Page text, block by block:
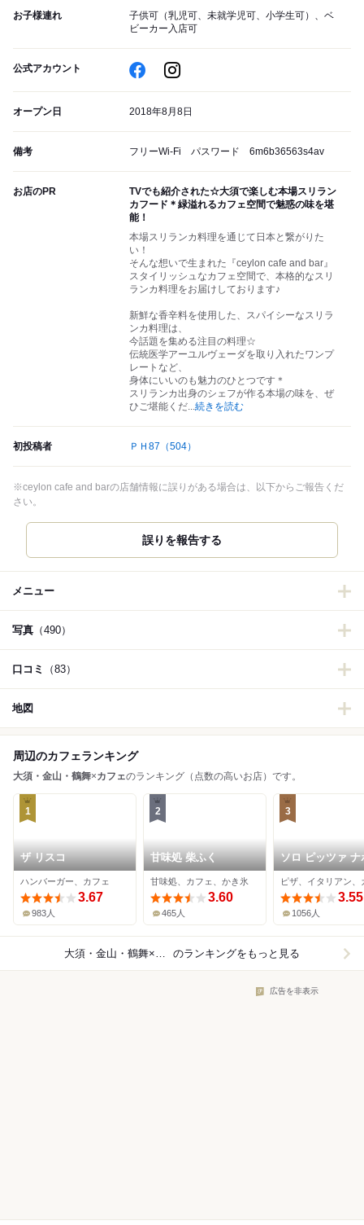
お子様連れ
子供可（乳児可、未就学児可、小学生可）、ベ
ビーカー入店可
公式アカウント
オープン日 2018年8月8日
備考 フリーWi-Fi パスワード 6m6b36563s4av
お店のPR
TVでも紹介された☆大須で楽しむ本場スリラン
カフード＊緑溢れるカフェ空間で魅惑の味を堪
能！
本場スリランカ料理を通じて日本と繋がりた
い！
そんな想いで生まれた『ceylon cafe and bar』
スタイリッシュなカフェ空間で、本格的なスリ
ランカ料理をお届けしております♪
新鮮な香辛料を使用した、スパイシーなスリラ
ンカ料理は、
今話題を集める注目の料理☆
伝統医学アーユルヴェーダを取り入れたワンプ
レートなど、
身体にいいのも魅力のひとつです＊
スリランカ出身のシェフが作る本場の味を、ぜ
ひご堪能くだ...続きを読む
初投稿者 ＰＨ87 （504）
※ceylon cafe and barの店舗情報に誤りがある場合は、以下からご報告くだ
さい。
誤りを報告する
メニュー
写真 （490）
口コミ （83）
地図
周辺のカフェランキング
大須・金山・鶴舞×カフェのランキング（点数の高いお店）です。
1
ザ リスコ
ハンバーガー、カフェ
3.67
983人
2
甘味処 柴ふく
甘味処、カフェ、かき氷
3.60
465人
3
ソロ ピッツァ ナ
ターナ ダ ピッコ
須本店
ピザ、イタリアン、
3.55
1056人
大須・金山・鶴舞×カフェ のランキングをもっと見る
広告を非表示